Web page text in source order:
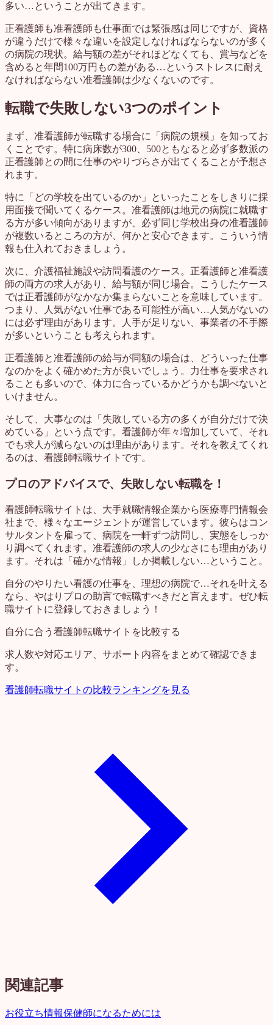
多い…ということが出てきます。
正看護師も准看護師も仕事面では緊張感は同じですが、資格
が違うだけで様々な違いを設定しなければならないのが多く
の病院の現状。給与額の差がそれほどなくても、賞与などを
含めると年間100万円もの差がある…というストレスに耐え
なければならない准看護師は少なくないのです。
転職で失敗しない3つのポイント
まず、准看護師が転職する場合に「病院の規模」を知ってお
くことです。特に病床数が300、500ともなると必ず多数派の
正看護師との間に仕事のやりづらさが出てくることが予想さ
れます。
特に「どの学校を出ているのか」といったことをしきりに採
用面接で聞いてくるケース。准看護師は地元の病院に就職す
る方が多い傾向がありますが、必ず同じ学校出身の准看護師
が複数いるところの方が、何かと安心できます。こういう情
報も仕入れておきましょう。
次に、介護福祉施設や訪問看護のケース。正看護師と准看護
師の両方の求人があり、給与額が同じ場合。こうしたケース
では正看護師がなかなか集まらないことを意味しています。
つまり、人気がない仕事である可能性が高い…人気がないの
には必ず理由があります。人手が足りない、事業者の不手際
が多いということも考えられます。
正看護師と准看護師の給与が同額の場合は、どういった仕事
なのかをよく確かめた方が良いでしょう。力仕事を要求され
ることも多いので、体力に合っているかどうかも調べないと
いけません。
そして、大事なのは「失敗している方の多くが自分だけで決
めている」という点です。看護師が年々増加していて、それ
でも求人が減らないのは理由があります。それを教えてくれ
るのは、看護師転職サイトです。
プロのアドバイスで、失敗しない転職を！
看護師転職サイトは、大手就職情報企業から医療専門情報会
社まで、様々なエージェントが運営しています。彼らはコン
サルタントを雇って、病院を一軒ずつ訪問し、実態をしっか
り調べてくれます。准看護師の求人の少なさにも理由があり
ます。それは「確かな情報」しか掲載しない…ということ。
自分のやりたい看護の仕事を、理想の病院で…それを叶える
なら、やはりプロの助言で転職すべきだと言えます。ぜひ転
職サイトに登録しておきましょう！
自分に合う看護師転職サイトを比較する
求人数や対応エリア、サポート内容をまとめて確認できま
す。
看護師転職サイトの比較ランキングを見る
関連記事
お役立ち情報保健師になるためには